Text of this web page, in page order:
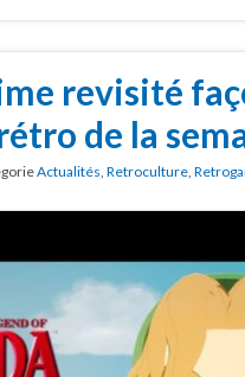
revisité
de la
Actualités Retroculture